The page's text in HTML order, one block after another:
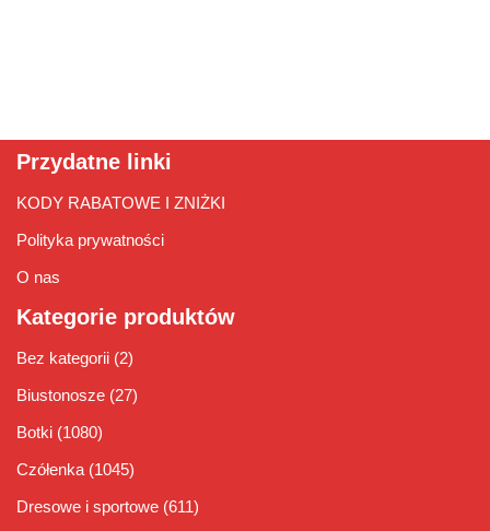
Przydatne linki
KODY RABATOWE I ZNIŻKI
Polityka prywatności
O nas
Kategorie produktów
Bez kategorii (2)
Biustonosze (27)
Botki (1080)
Czółenka (1045)
Dresowe i sportowe (611)